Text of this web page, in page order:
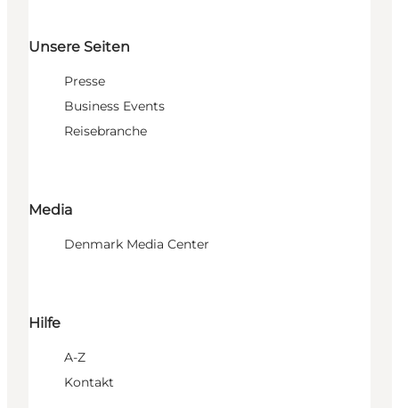
Unsere Seiten
Presse
Business Events
Reisebranche
Media
Denmark Media Center
Hilfe
A-Z
Kontakt